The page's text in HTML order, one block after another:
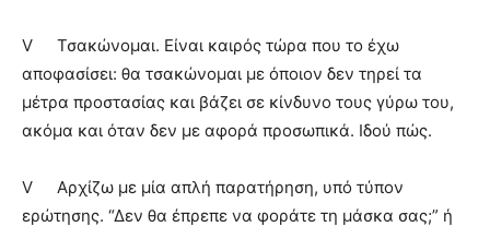
V
Τσακώνομαι. Είναι καιρός τώρα που το έχω
αποφασίσει: θα τσακώνομαι με όποιον δεν τηρεί τα
μέτρα προστασίας και βάζει σε κίνδυνο τους γύρω του,
ακόμα και όταν δεν με αφορά προσωπικά. Ιδού πώς.
V
Αρχίζω με μία απλή παρατήρηση, υπό τύπον
ερώτησης. “Δεν θα έπρεπε να φοράτε τη μάσκα σας;” ή